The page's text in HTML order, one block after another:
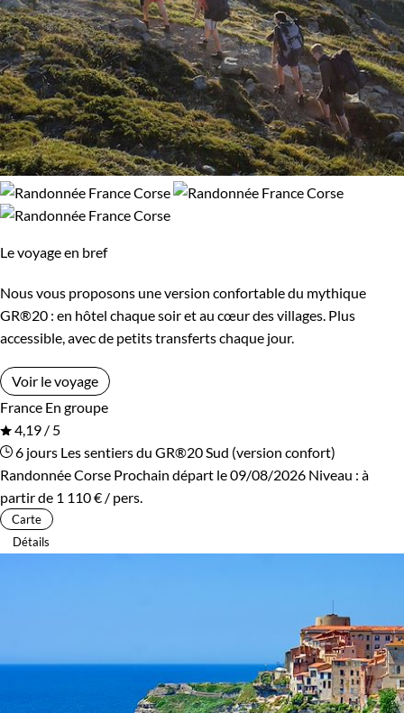
Le voyage en bref
Nous vous proposons une version confortable du mythique
GR®20 : en hôtel chaque soir et au cœur des villages. Plus
accessible, avec de petits transferts chaque jour.
Voir le voyage
France En groupe
4,19 / 5
6 jours Les sentiers du GR®20 Sud (version confort)
Randonnée Corse Prochain départ le 09/08/2026 Niveau : à
partir de 1 110 € / pers.
Carte
Détails